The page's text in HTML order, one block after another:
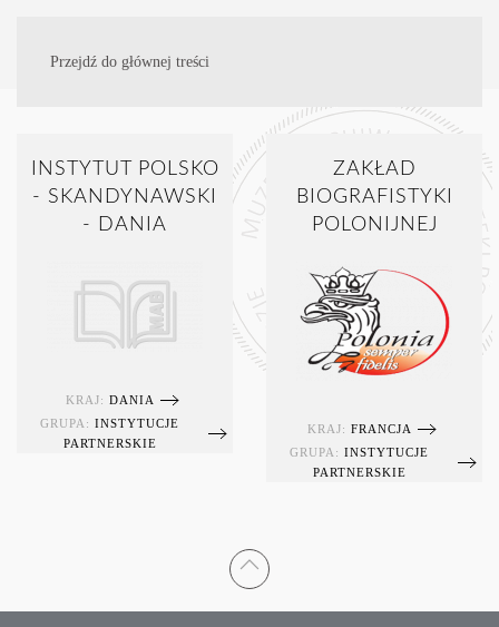
Przejdź do głównej treści
INSTYTUT POLSKO
- SKANDYNAWSKI
- DANIA
KRAJ: DANIA
GRUPA: INSTYTUCJE
PARTNERSKIE
ZAKŁAD
BIOGRAFISTYKI
POLONIJNEJ
KRAJ: FRANCJA
GRUPA: INSTYTUCJE
PARTNERSKIE